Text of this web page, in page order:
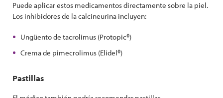
Puede aplicar estos medicamentos directamente sobre la piel.
Los inhibidores de la calcineurina incluyen:
Ungüento de tacrolimus (Protopic®)
Crema de pimecrolimus (Elidel®)
Pastillas